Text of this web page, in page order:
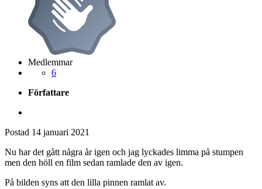
Medlemmar
6
Författare
Postad 14 januari 2021
Nu har det gått några år igen och jag lyckades limma på stumpen
men den höll en film sedan ramlade den av igen.
På bilden syns att den lilla pinnen ramlat av.